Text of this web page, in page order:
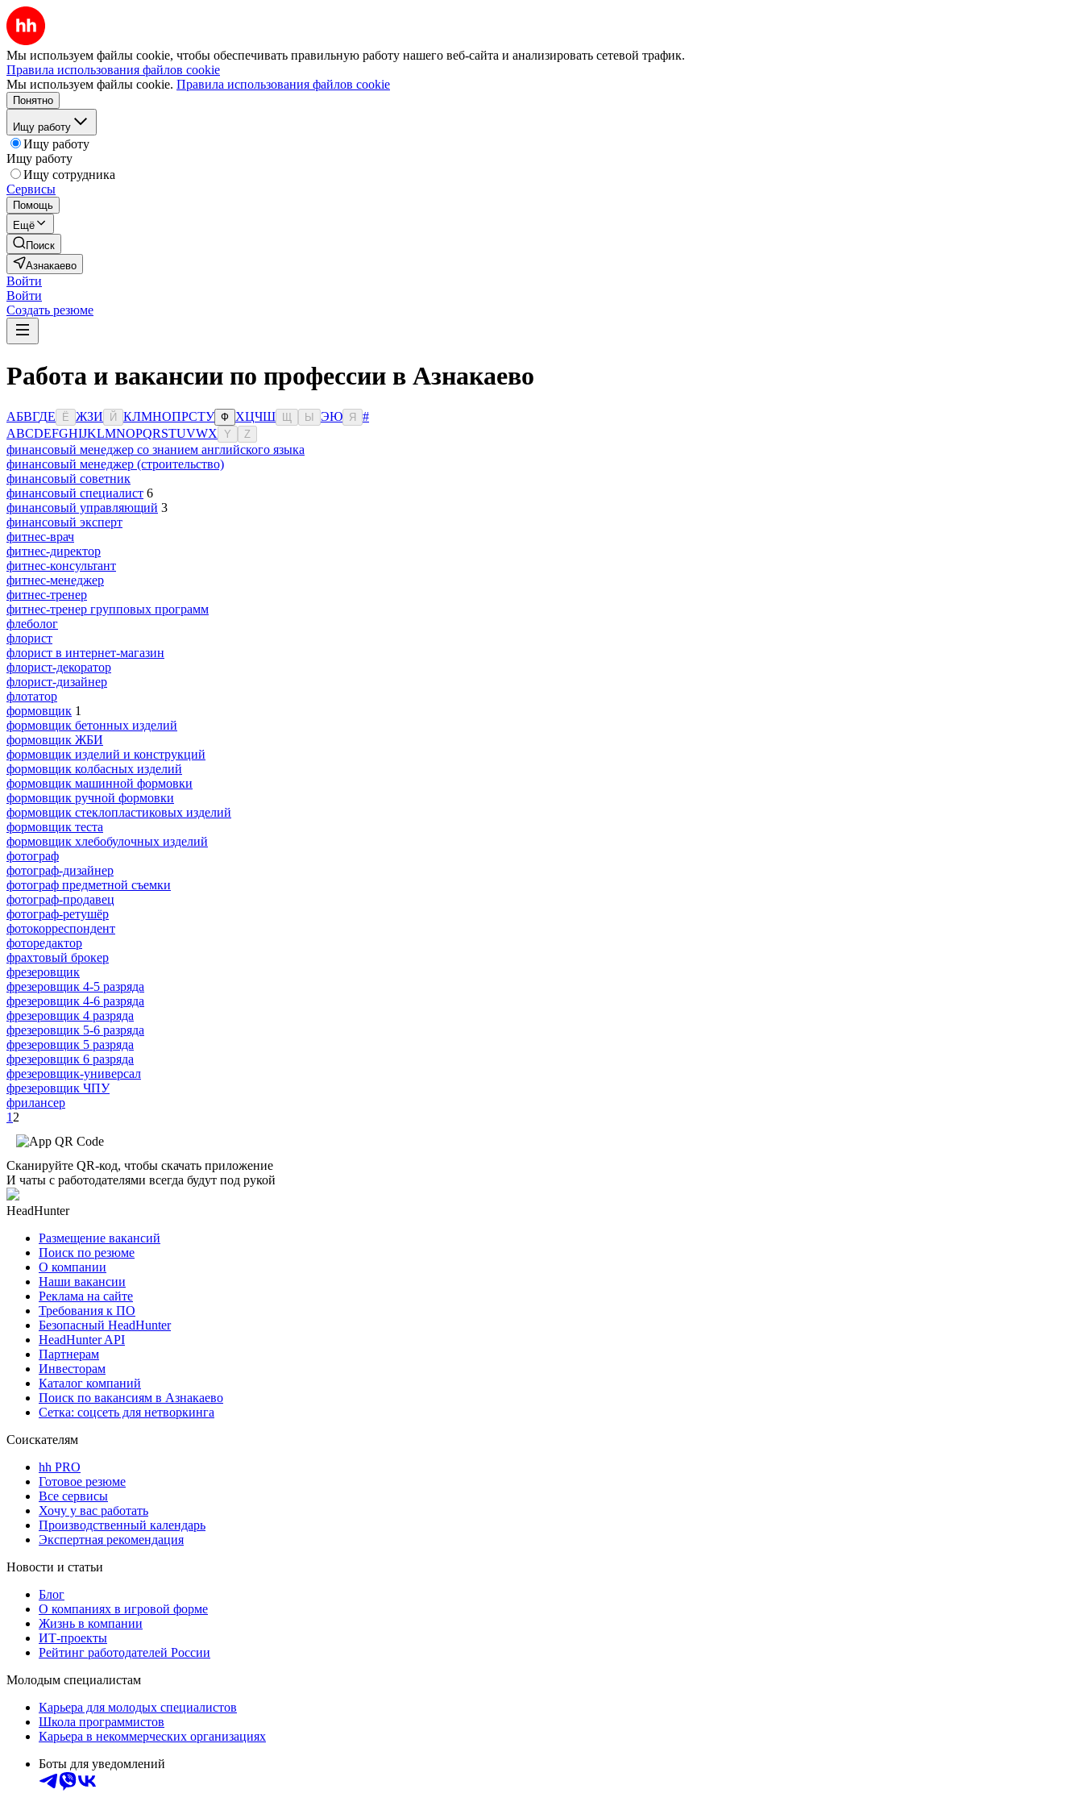
Мы используем файлы cookie, чтобы обеспечивать правильную работу нашего веб-сайта и анализировать сетевой трафик.
Правила использования файлов cookie
Мы используем файлы cookie. Правила использования файлов cookie
Понятно
Ищу работу
Ищу работу
Ищу работу
Ищу сотрудника
Сервисы
Помощь
Ещё
Поиск
Азнакаево
Войти
Войти
Создать резюме
Работа и вакансии по профессии в Азнакаево
АБВГДЕ Ё ЖЗИ Й КЛМНОПРСТУ Ф ХЦЧШ Ы ЭЮ Я
#
ABCDEFGHIJKLMNOPQRSTUVWX Y Z
финансовый менеджер со знанием английского языка
финансовый менеджер (строительство)
финансовый советник
финансовый специалист 6
финансовый управляющий 3
финансовый эксперт
фитнес-врач
фитнес-директор
фитнес-консультант
фитнес-менеджер
фитнес-тренер
фитнес-тренер групповых программ
флеболог
флорист
флорист в интернет-магазин
флорист-декоратор
флорист-дизайнер
флотатор
формовщик 1
формовщик бетонных изделий
формовщик ЖБИ
формовщик изделий и конструкций
формовщик колбасных изделий
формовщик машинной формовки
формовщик ручной формовки
формовщик стеклопластиковых изделий
формовщик теста
формовщик хлебобулочных изделий
фотограф
фотограф-дизайнер
фотограф предметной съемки
фотограф-продавец
фотограф-ретушёр
фотокорреспондент
фоторедактор
фрахтовый брокер
фрезеровщик
фрезеровщик 4-5 разряда
фрезеровщик 4-6 разряда
фрезеровщик 4 разряда
фрезеровщик 5-6 разряда
фрезеровщик 5 разряда
фрезеровщик 6 разряда
фрезеровщик-универсал
фрезеровщик ЧПУ
фрилансер
1 2
Сканируйте QR-код, чтобы скачать приложение
И чаты с работодателями всегда будут под рукой
HeadHunter
Размещение вакансий
Поиск по резюме
О компании
Наши вакансии
Реклама на сайте
Требования к ПО
Безопасный HeadHunter
HeadHunter API
Партнерам
Инвесторам
Каталог компаний
Поиск по вакансиям в Азнакаево
Сетка: соцсеть для нетворкинга
Соискателям
hh PRO
Готовое резюме
Все сервисы
Хочу у вас работать
Производственный календарь
Экспертная рекомендация
Новости и статьи
Блог
О компаниях в игровой форме
Жизнь в компании
ИТ-проекты
Рейтинг работодателей России
Молодым специалистам
Карьера для молодых специалистов
Школа программистов
Карьера в некоммерческих организациях
Боты для уведомлений